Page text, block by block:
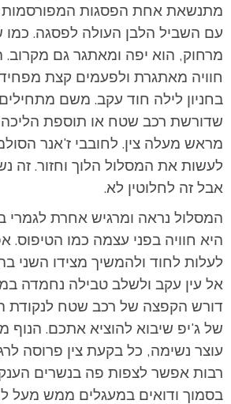
מתנשאת אחת הפסגות המפורסמות
עם השביל הלבן העולה לפסגה. כמו
מרחוק, הוא יפה ומאתגר גם מקרוב.
חוויה מאתגרת ולפעמים קצת
בחניון לילה חוד עקב. משם
מראש מעלה צין. לחובבי ז'אנר
לעשות את המסלול הלוך וחזור.
אבל זה לחלוטין לא.
המסלול נראה ומרגיש אחרת לגמרי
היא חוויה בפני עצמה כמו הטיפוס.
לעלות לחוד ולהמשיך מצידו השני
אל עין עקב ולשלב טבילה נחמדה
דורש הקפצה של רכב שטח לנקודת
של ג'יפ שיבוא להוציא אתכם. הנוף
עוצר נשימה, כל בקעת צין פרוסה
רבות אפשר לצפות פה בנשרים
בסמוך ודואים במעגלים ממש מעל